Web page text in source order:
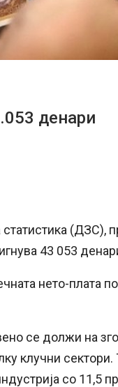
денари
(ДЗС),
43 053
нето-плата
се должи на
клучни
со 11,5